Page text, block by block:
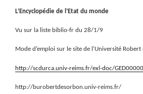
L’Encyclopédie de l’Etat du monde
Vu sur la liste biblio-fr du 28/1/9
Mode d’emploi sur le site de l’Université
http://scdurca.univ-reims.fr/exl-doc/
http://burobertdesorbon.univ-reims.fr/